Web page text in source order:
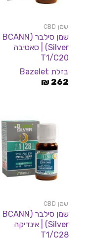
שמן CBD
שמן סילבר (BCANN
Silver) | סאטיבה
T1/C20
בזלת Bazelet
262
₪
שמן CBD
שמן סילבר (BCANN
Silver) | אינדיקה
T1/C28